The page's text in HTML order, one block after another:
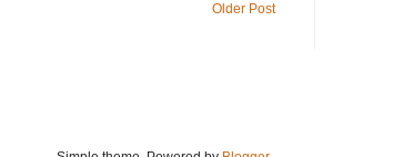
Older Post